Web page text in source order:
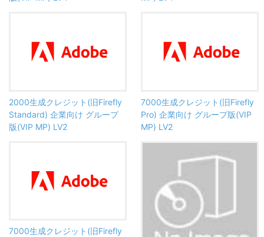
2000生成クレジット(旧Firefly
Standard) 企業向け グループ
版(VIP MP) LV2
7000生成クレジット(旧Firefly
Pro) 企業向け グループ版(VIP
MP) LV2
7000生成クレジット(旧Firefly